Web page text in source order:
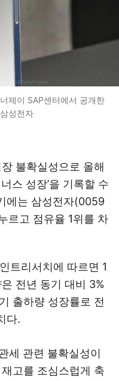
제이 SAP센터에서 공개한
성전자
불확실성으로 올해
스 성장’을 기록할 수
에는 삼성전자(0059
르고 점유율 1위를 차
트리서치에 따르면 1
전년 동기 대비 3%
출하량 성장률로 전
다.
세 관련 불확실성이
고를 조심스럽게 축